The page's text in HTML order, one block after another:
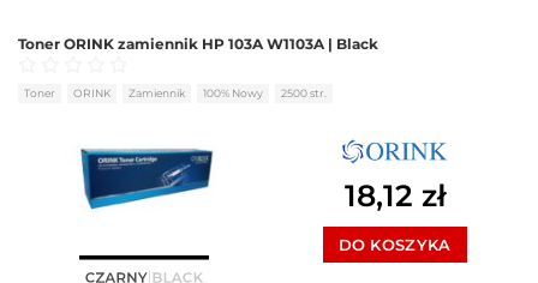
Toner ORINK zamiennik HP 103A W1103A | Black
Oceniono 0na 5
Toner ORINK Zamiennik 100% Nowy 2500 str.
18,12 zł
DO KOSZYKA